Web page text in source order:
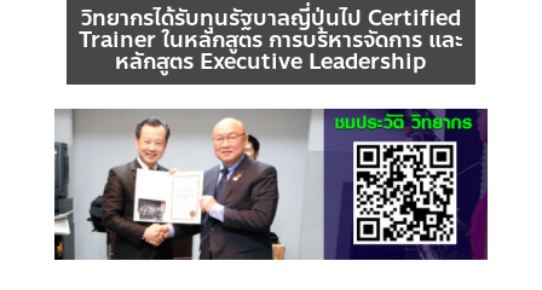
วิทยากรได้รับทุนรัฐบาลญี่ปุ่นไป Certified
Trainer ในหลักสูตร การบริหารจัดการ และ
หลักสูตร Executive Leadership